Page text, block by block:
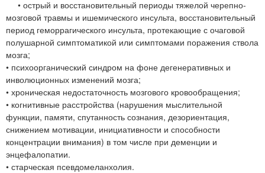
• острый и восстановительный периоды тяжелой черепно-
мозговой травмы и ишемического инсульта, восстановительный
период геморрагического инсульта, протекающие с очаговой
полушарной симптоматикой или симптомами поражения ствола
мозга;
• психоорганический синдром на фоне дегенеративных и
инволюционных изменений мозга;
• хроническая недостаточность мозгового кровообращения;
• когнитивные расстройства (нарушения мыслительной
функции, памяти, спутанность сознания, дезориентация,
снижением мотивации, инициативности и способности
концентрации внимания) в том числе при деменции и
энцефалопатии.
• старческая псевдомеланхолия.